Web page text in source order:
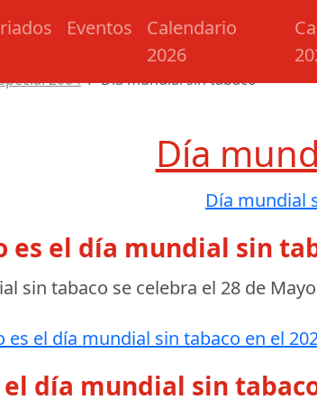
Eventos
Calendario
2026
2004 Día mundial sin tabaco
Día
Día mundial
es el día mundial sin
sin tabaco se celebra el 28 de
es el día mundial sin tabaco en el
el día mundial sin